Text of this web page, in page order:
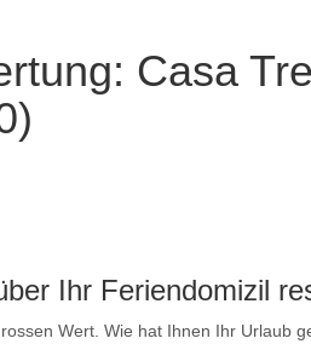
Casa
Ihr Feriendomizil
Wert. Wie hat Ihnen Ihr Urlaub